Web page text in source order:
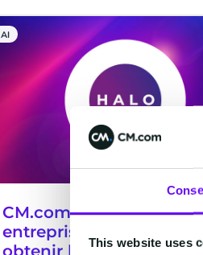
This website uses
AI
CM.com parmi les
entreprises
obtenir la certification